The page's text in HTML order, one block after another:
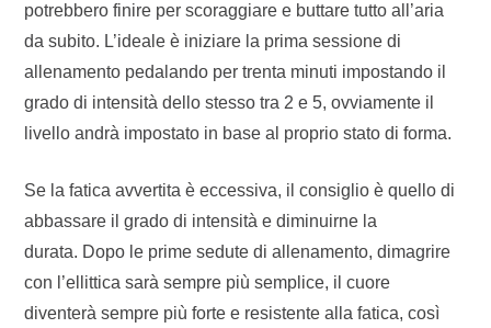
potrebbero finire per scoraggiare e buttare tutto all’aria
da subito. L’ideale è iniziare la prima sessione di
allenamento pedalando per trenta minuti impostando il
grado di intensità dello stesso tra 2 e 5, ovviamente il
livello andrà impostato in base al proprio stato di forma.
Se la fatica avvertita è eccessiva, il consiglio è quello di
abbassare il grado di intensità e diminuirne la
durata. Dopo le prime sedute di allenamento, dimagrire
con l’ellittica sarà sempre più semplice, il cuore
diventerà sempre più forte e resistente alla fatica, così